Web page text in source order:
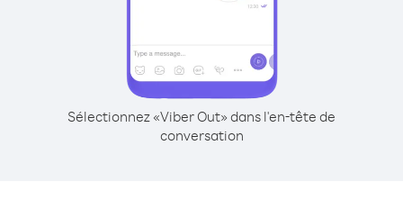
Sélectionnez «Viber Out» dans l'en-tête de
conversation